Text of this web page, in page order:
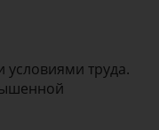
условиями труда.